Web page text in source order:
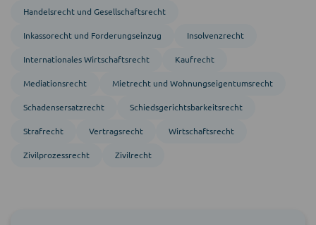
Handels­recht und Gesellschafts­recht
Inkasso­recht und Forderungs­einzug Insolvenzrecht
Inter­nationales Wirtschafts­recht Kaufrecht
Mediations­recht Mietrecht und Wohnungs­eigentumsrecht
Schadensersatzrecht Schiedsgerichts­barkeitsrecht
Strafrecht Vertragsrecht Wirtschaftsrecht
Zivil­prozess­recht Zivil­recht